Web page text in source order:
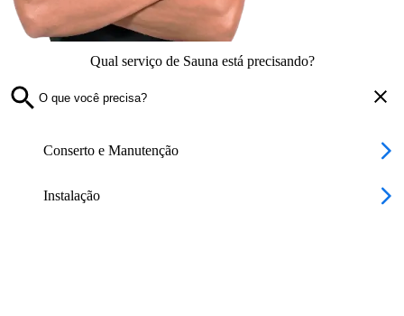
Qual serviço de Sauna está precisando?
Conserto e Manutenção
Instalação